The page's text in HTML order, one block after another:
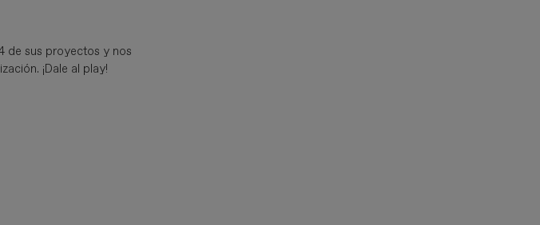
de sus proyectos y nos
¡Dale al play!